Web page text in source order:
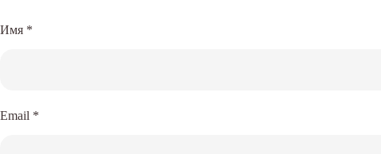
Имя *
Email *